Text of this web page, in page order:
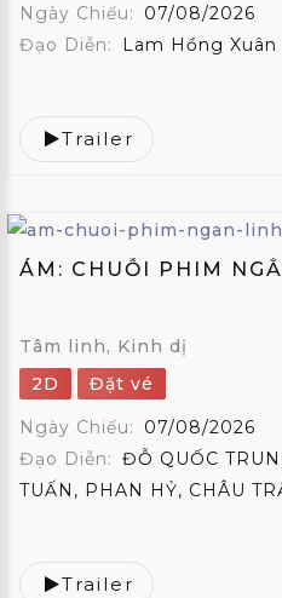
Ngày Chiếu:
07/08/2026
Đạo Diễn:
Lam Hồng Xuân
Trailer
ÁM: CHUỖI PHIM
Tâm linh, Kinh dị
2D
Đặt vé
Ngày Chiếu:
07/08/2026
Đạo Diễn: ĐỖ QUỐC
TUẤN, PHAN HỶ, CHÂU
Trailer